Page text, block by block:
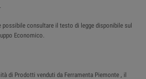
consultare il testo di legge disponibile sul
Economico.
di Prodotti venduti da Ferramenta Piemonte , il